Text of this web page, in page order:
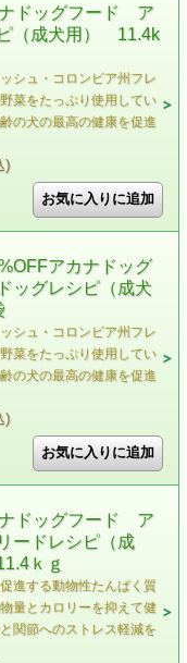
ナドッグフード ア
（成犬用） 11.4k
シュ・コロンビア州フレ
菜をたっぷり使用してい
の犬の最高の健康を促進
)
アカナドッグ
ッグレシピ（成犬
シュ・コロンビア州フレ
菜をたっぷり使用してい
の犬の最高の健康を促進
)
ナドッグフード ア
ードレシピ（成
ｋｇ
進する動物性たんぱく質
量とカロリーを抑えて健
関節へのストレス軽減を